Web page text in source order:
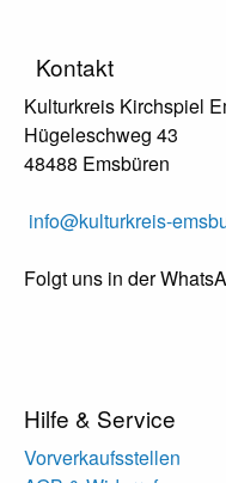
Kontakt
Kulturkreis Kirchspiel
Hügeleschweg 43
48488 Emsbüren
info@kulturkreis-
Folgt uns in der
Hilfe & Service
Vorverkaufsstellen